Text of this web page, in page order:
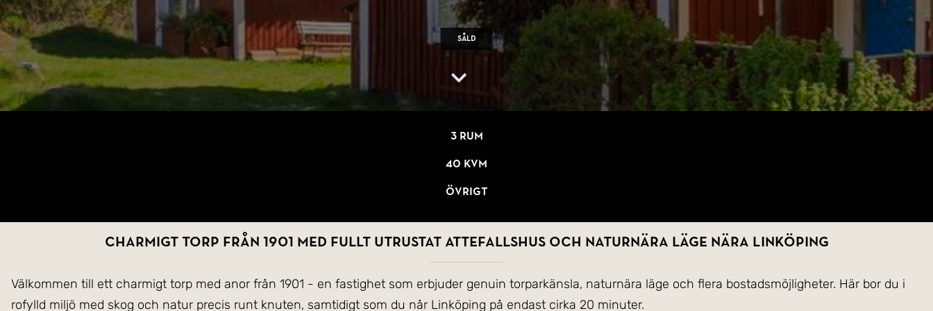
Såld
3 rum
40 kvm
Övrigt
Charmigt torp från 1901 med fullt utrustat Attefallshus och naturnära läge nära Linköping
Välkommen till ett charmigt torp med anor från 1901 - en fastighet som erbjuder genuin torparkänsla, naturnära läge och flera bostadsmöjligheter. Här bor du i
rofylld miljö med skog och natur precis runt knuten, samtidigt som du når Linköping på endast cirka 20 minuter.